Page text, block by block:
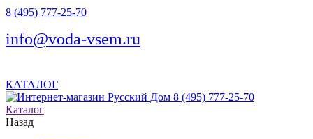
8 (495) 777-25-70
info@voda-vsem.ru
КАТАЛОГ
8 (495) 777-25-70
Каталог
Назад